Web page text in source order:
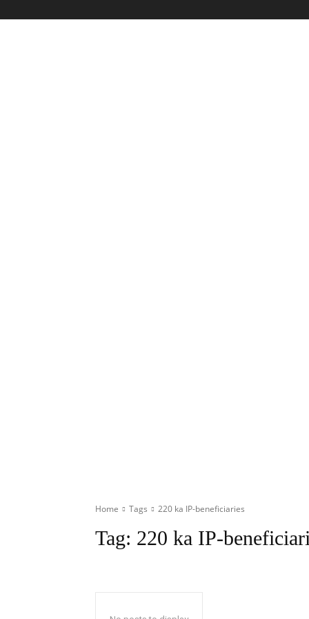
Home Tags 220 ka IP-beneficiaries
Tag: 220 ka IP-